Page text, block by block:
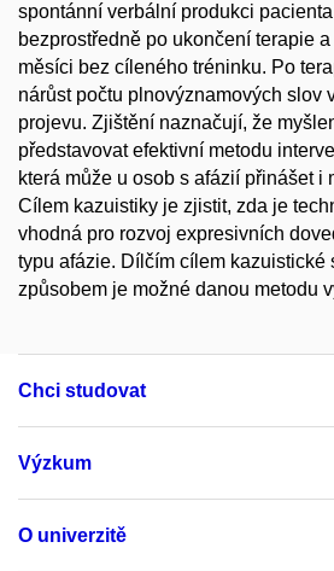
spontánní verbální produkci
bezprostředně po ukončení terapie
měsíci bez cíleného tréninku. Po
nárůst počtu plnovýznamových slov
projevu. Zjištění naznačují, že
představovat efektivní metodu
která může u osob s afázií přinášet i
Cílem kazuistiky je zjistit, zda je
vhodná pro rozvoj expresivních
typu afázie. Dílčím cílem kazuistické
způsobem je možné danou metodu
Chci studovat
Výzkum
O univerzitě